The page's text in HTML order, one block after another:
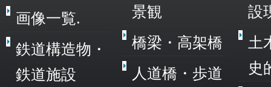
画像一覧.
鉄道構造物・
鉄道施設
景観
橋梁・高架橋
人道橋・歩道
設
土
史